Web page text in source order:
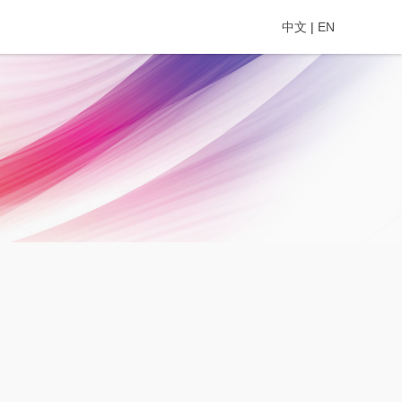
中文 | EN
C9-9 C9-9, LANG YUAN
BEIJING